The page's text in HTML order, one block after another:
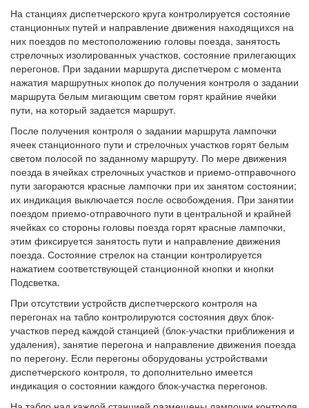
На станциях диспетчерского круга контролируется состояние
станционных путей и направление движения находящихся на
них поездов по местоположению головы поезда, занятость
стрелочных изолированных участков, состояние прилегающих
перегонов. При задании маршрута диспетчером с момента
нажатия маршрутных кнопок до получения контроля о задании
маршрута белым мигающим светом горят крайние ячейки
пути, на который задается маршрут.
После получения контроля о задании маршрута лампочки
ячеек станционного пути и стрелочных участков горят белым
светом полосой по заданному маршруту. По мере движения
поезда в ячейках стрелочных участков и приемо-отправочного
пути загораются красные лампочки при их занятом состоянии;
их индикация выключается после освобождения. При занятии
поездом приемо-отправочного пути в центральной и крайней
ячейках со стороны головы поезда горят красные лампочки,
этим фиксируется занятость пути и направление движения
поезда. Состояние стрелок на станции контролируется
нажатием соответствующей станционной кнопки и кнопки
Подсветка.
При отсутствии устройств диспетчерского контроля на
перегонах на табло контролируются состояния двух блок-
участков перед каждой станцией (блок-участки приближения и
удаления), занятие перегона и направление движения поезда
по перегону. Если перегоны оборудованы устройствами
диспетчерского контроля, то дополнительно имеется
индикация о состоянии каждого блок-участка перегонов.